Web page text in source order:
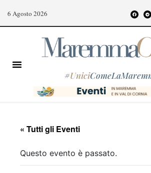
6 Agosto 2026
#Unici
« Tutti gli Eventi
Questo evento è passato.